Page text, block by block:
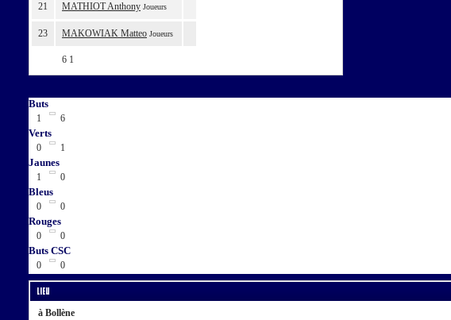
21 MATHIOT Anthony Joueurs
23 MAKOWIAK Matteo Joueurs
6 1
Buts
1 6
Verts
0 1
Jaunes
1 0
Bleus
0 0
Rouges
0 0
Buts CSC
0 0
Lieu
à Bollène